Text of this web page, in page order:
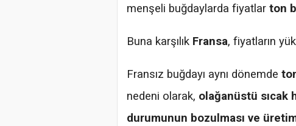
menşeli buğdaylarda fiyatlar ton
Buna karşılık Fransa, fiyatların
Fransız buğdayı aynı dönemde
nedeni olarak, olağanüstü sıcak
durumunun bozulması ve